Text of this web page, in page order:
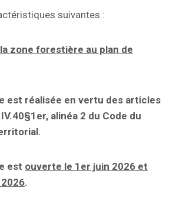
suivantes :
zone forestière au plan de
est réalisée en vertu des articles
alinéa 2 du Code du
est ouverte le 1er juin 2026 et
.